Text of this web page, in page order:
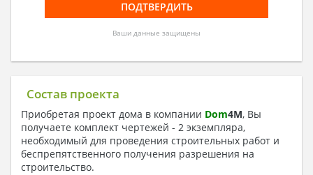
Ваши данные защищены
Состав проекта
Приобретая проект дома в компании Dom4M, Вы
получаете комплект чертежей - 2 экземпляра,
необходимый для проведения строительных работ и
беспрепятственного получения разрешения на
строительство.